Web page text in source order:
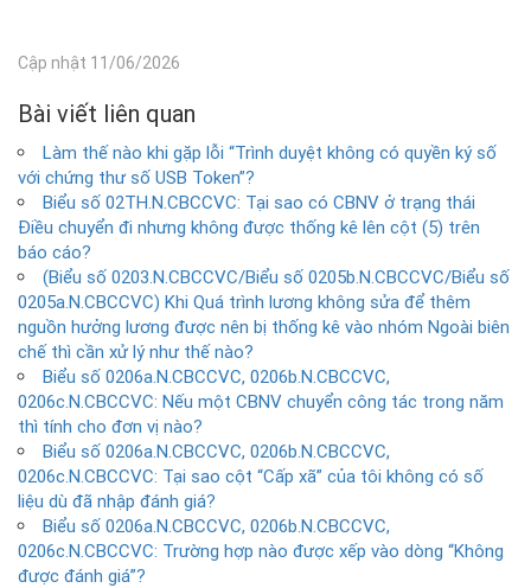
Cập nhật 11/06/2026
Bài viết liên quan
Làm thế nào khi gặp lỗi “Trình duyệt không có quyền ký số
với chứng thư số USB Token”?
Biểu số 02TH.N.CBCCVC: Tại sao có CBNV ở trạng thái
Điều chuyển đi nhưng không được thống kê lên cột (5) trên
báo cáo?
(Biểu số 0203.N.CBCCVC/Biểu số 0205b.N.CBCCVC/Biểu số
0205a.N.CBCCVC) Khi Quá trình lương không sửa để thêm
nguồn hưởng lương được nên bị thống kê vào nhóm Ngoài biên
chế thì cần xử lý như thế nào?
Biểu số 0206a.N.CBCCVC, 0206b.N.CBCCVC,
0206c.N.CBCCVC: Nếu một CBNV chuyển công tác trong năm
thì tính cho đơn vị nào?
Biểu số 0206a.N.CBCCVC, 0206b.N.CBCCVC,
0206c.N.CBCCVC: Tại sao cột “Cấp xã” của tôi không có số
liệu dù đã nhập đánh giá?
Biểu số 0206a.N.CBCCVC, 0206b.N.CBCCVC,
0206c.N.CBCCVC: Trường hợp nào được xếp vào dòng “Không
được đánh giá”?